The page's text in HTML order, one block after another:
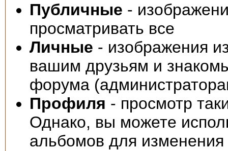
Публичные -
просматривать все
Личные - изображения
вашим друзьям и
форума
Профиля - просмотр
Однако, вы можете
альбомов для